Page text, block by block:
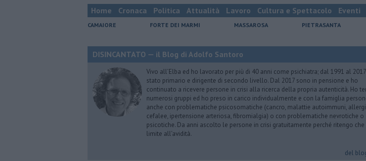
Home Cronaca Politica Attualità Lavoro Cultura e Spettacolo Eventi
CAMAIORE FORTE DEI MARMI MASSAROSA PIETRASANTA
DISINCANTATO — il Blog di Adolfo Santoro
Vivo all’Elba ed ho lavorato per più di 40 anni come psichiatra; dal 1991 al
stato primario e dirigente di secondo livello. Dal 2017 sono in pensione e ho
continuato a ricevere persone in crisi alla ricerca della propria autenticità. Ho
numerosi gruppi ed ho preso in carico individualmente e con la famiglia
anche con problematiche psicosomatiche (cancro, malattie autoimmuni,
cefalee, ipertensione arteriosa, fibromialgia) o con problematiche nevrotiche o
psicotiche. Da anni ascolto le persone in crisi gratuitamente perché ritengo che
limite all’avidità.
del